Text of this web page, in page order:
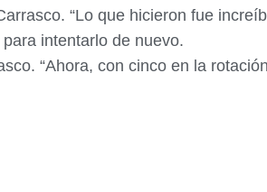
“Lo que hicieron fue
intentarlo de nuevo.
“Ahora, con cinco en la